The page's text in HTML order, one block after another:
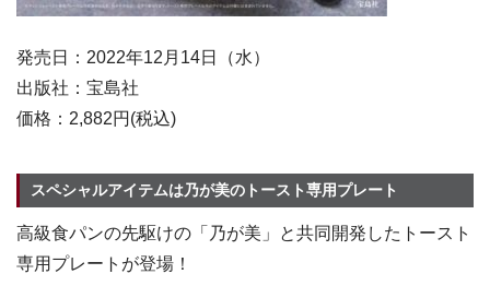
発売日：2022年12月14日（水）
出版社：宝島社
価格：2,882円(税込)
スペシャルアイテムは乃が美のトースト専用プレート
高級食パンの先駆けの「乃が美」と共同開発したトースト
専用プレートが登場！